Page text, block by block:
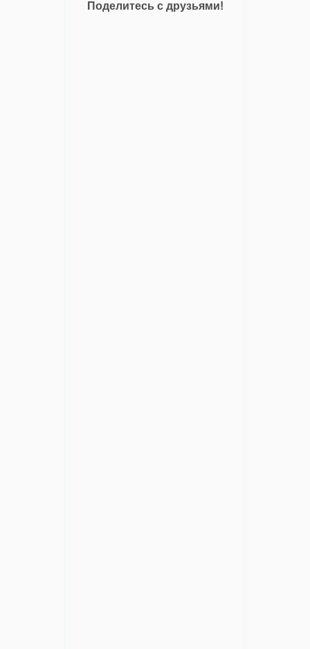
Поделитесь с друзьями!